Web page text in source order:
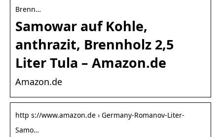
Brenn…
Samowar auf Kohle,
anthrazit, Brennholz 2,5
Liter Tula – Amazon.de
Amazon.de
http s://www.amazon.de › Germany-Romanov-Liter-
Samo…